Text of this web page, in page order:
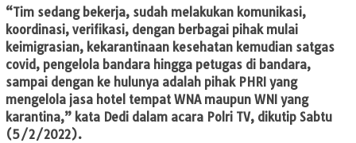
“Tim sedang bekerja, sudah melakukan komunikasi,
koordinasi, verifikasi, dengan berbagai pihak mulai
keimigrasian, kekarantinaan kesehatan kemudian satgas
covid, pengelola bandara hingga petugas di bandara,
sampai dengan ke hulunya adalah pihak PHRI yang
mengelola jasa hotel tempat WNA maupun WNI yang
karantina,” kata Dedi dalam acara Polri TV, dikutip Sabtu
(5/2/2022).